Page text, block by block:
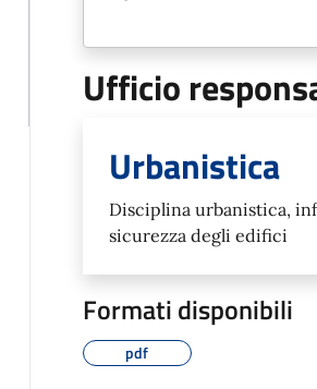
Ufficio
Urbanistica
Disciplina urbanistica,
sicurezza degli edifici
Formati disponibili
pdf